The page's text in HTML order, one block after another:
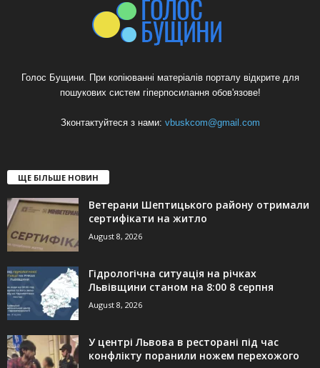
Голос Бущини. При копіюванні матеріалів порталу відкрите для
пошукових систем гіперпосилання обов'язове!
Зконтактуйтеся з нами: vbuskcom@gmail.com
ЩЕ БІЛЬШЕ НОВИН
Ветерани Шептицького району отримали
сертифікати на житло
August 8, 2026
Гідрологічна ситуація на річках
Львівщини станом на 8:00 8 серпня
August 8, 2026
У центрі Львова в ресторані під час
конфлікту поранили ножем перехожого